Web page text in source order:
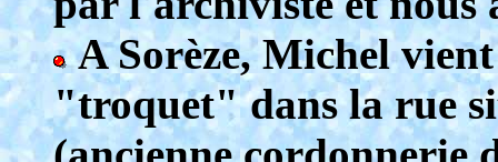
A Sorèze, Michel
"troquet" dans la rue